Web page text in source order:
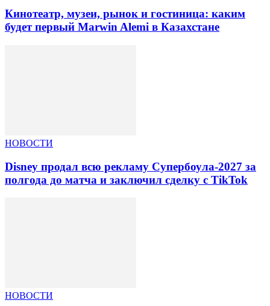
Кинотеатр, музеи, рынок и гостиница: каким
будет первый Marwin Alemi в Казахстане
НОВОСТИ
Disney продал всю рекламу Супербоула-2027 за
полгода до матча и заключил сделку с TikTok
НОВОСТИ